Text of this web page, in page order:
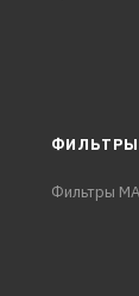
ФИЛЬТРЫ
Фильтры